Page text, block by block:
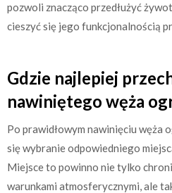
pozwoli znacząco przedłużyć
cieszyć się jego funkcjonalnością
Gdzie najlepiej
nawiniętego węża
Po prawidłowym nawinięciu węża
się wybranie odpowiedniego
Miejsce to powinno nie tylko
warunkami atmosferycznymi, ale